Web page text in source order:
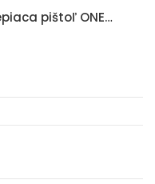
RGLM18-0 - aku 18 V mini lepiaca pištoľ ONE+ (bez batérie a nabíjačky)